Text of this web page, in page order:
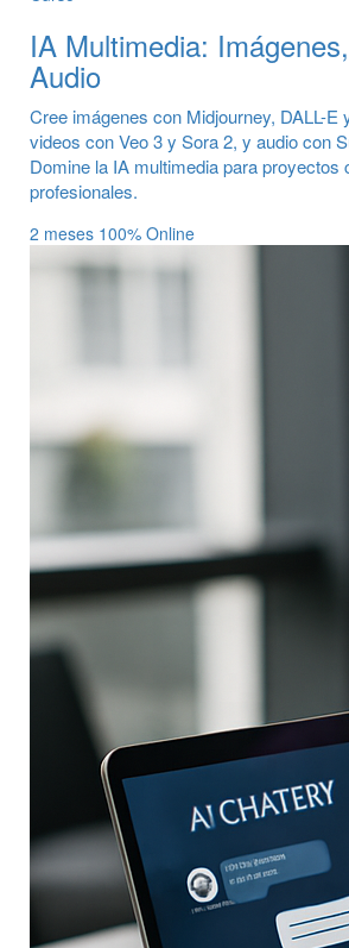
IA Multimedia:
Audio
Cree imágenes con Midjourney, DALL-E
videos con Veo 3 y Sora 2, y audio con
Domine la IA multimedia para proyectos
profesionales.
2 meses 100% Online